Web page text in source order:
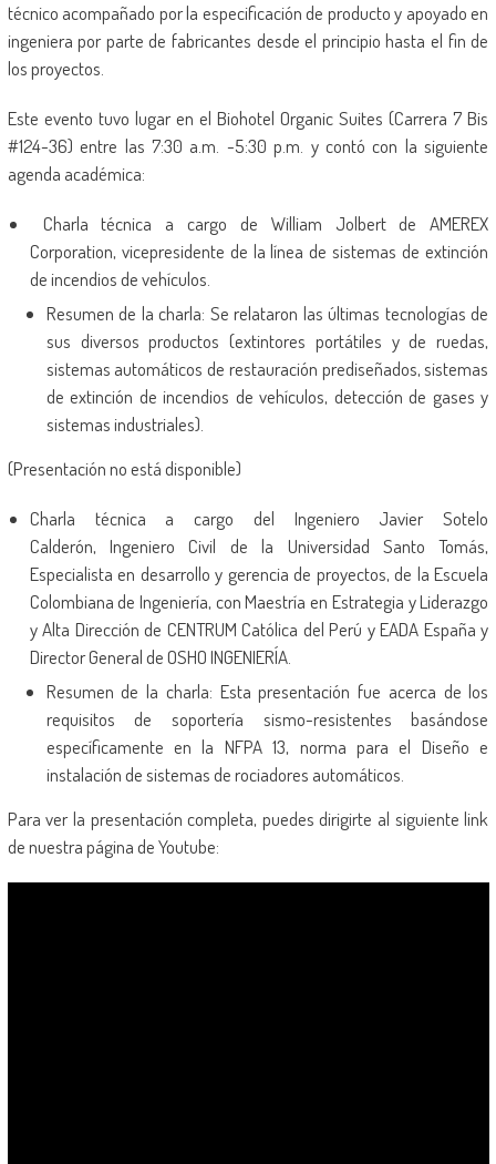
técnico acompañado por la especificación de producto y apoyado en
ingeniera por parte de fabricantes desde el principio hasta el fin de
los proyectos.
Este evento tuvo lugar en el Biohotel Organic Suites (Carrera 7 Bis
#124-36) entre las 7:30 a.m. -5:30 p.m. y contó con la siguiente
agenda académica:
Charla técnica a cargo de William Jolbert de AMEREX
Corporation, vicepresidente de la línea de sistemas de extinción
de incendios de vehículos.
Resumen de la charla: Se relataron las últimas tecnologías de
sus diversos productos (extintores portátiles y de ruedas,
sistemas automáticos de restauración prediseñados, sistemas
de extinción de incendios de vehículos, detección de gases y
sistemas industriales).
(Presentación no está disponible)
Charla técnica a cargo del Ingeniero Javier Sotelo
Calderón, Ingeniero Civil de la Universidad Santo Tomás,
Especialista en desarrollo y gerencia de proyectos, de la Escuela
Colombiana de Ingeniería, con Maestría en Estrategia y Liderazgo
y Alta Dirección de CENTRUM Católica del Perú y EADA España y
Director General de OSHO INGENIERÍA.
Resumen de la charla: Esta presentación fue acerca de los
requisitos de soportería sismo-resistentes basándose
específicamente en la NFPA 13, norma para el Diseño e
instalación de sistemas de rociadores automáticos.
Para ver la presentación completa, puedes dirigirte al siguiente link
de nuestra página de Youtube: